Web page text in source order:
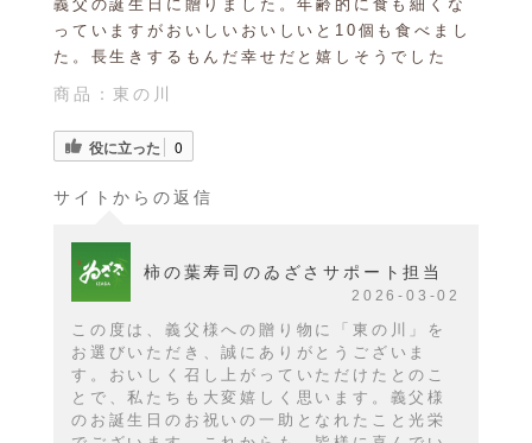
義父の誕生日に贈りました。年齢的に食も細くな
っていますがおいしいおいしいと10個も食べまし
た。長生きするもんだ幸せだと嬉しそうでした
商品：東の川
役に立った 0
サイトからの返信
柿の葉寿司のゐざさサポート担当
2026-03-02
この度は、義父様への贈り物に「東の川」を
お選びいただき、誠にありがとうございま
す。おいしく召し上がっていただけたとのこ
とで、私たちも大変嬉しく思います。義父様
のお誕生日のお祝いの一助となれたこと光栄